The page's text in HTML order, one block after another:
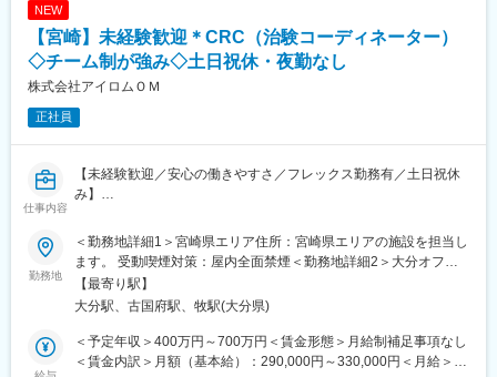
しています。
変更の範囲：会社の定める業務
※一部、新たに配置薬を置いていただくお客様への訪問がありま
す。
└配置薬は無料でおけるので、お客様も抵抗なく置いてくれる製
を身につけます。
・入社2週間～1カ月 ： 先輩社員に同行し、仕事の流れを学びま
キルを習得します。
・入社1カ月以降 ： 慣れてきたら独り立ち。既存のお客様をメイ
ンに訪問します。
★困ったら先輩社員に相談しやすい雰囲気です！
＜専門資格を取得できる＞
・入社後は、医薬品販売の専門知識を身につけるために、登録販
NEW
【宮崎】未経験歓迎＊CRC（治験コーディネーター）
◇チーム制が強み◇土日祝休・夜勤なし
株式会社アイロムＯＭ
正社員
仕事内容
【未経験歓迎／安心の働きやすさ／フレックス勤務有／土日祝休
み】
■業務詳細／治験コーディネーター（CRCって何？）
新しい薬や治療法が安全で効果的かどうかを確かめるための臨床
試験（治験）をサポートする仕事です。
＜具体的に＞
患者さんが治験に参加する手続きを助けたり、治験中のデータを
収集・管理をします。
勤務地
＜勤務地詳細1＞宮崎県エリア住所：宮崎県エリアの施設を担当し
ます。 受動喫煙対策：屋内全面禁煙＜勤務地詳細2＞大分オフィ
ス住所：大分県大分市府内町1-3-25 ブルーステートビル201受動
喫煙対策：屋内全面禁煙変更の範囲：会社の定める事業所
【最寄り駅】
大分駅、古国府駅、牧駅(大分県)
＜予定年収＞400万円～700万円＜賃金形態＞月給制補足事項なし
＜賃金内訳＞月額（基本給）：290,000円～330,000円＜月給＞